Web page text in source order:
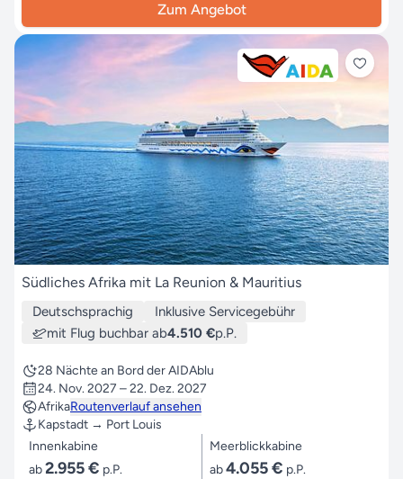
Zum Angebot
Südliches Afrika mit La Reunion & Mauritius
Deutschsprachig
Inklusive Servicegebühr
mit Flug buchbar ab4.510 €p.P.
28 Nächte an Bord der AIDAblu
24. Nov. 2027 – 22. Dez. 2027
AfrikaRoutenverlauf ansehen
Kapstadt → Port Louis
Innenkabine
ab2.955 € p.P.
Meerblickkabine
ab4.055 € p.P.